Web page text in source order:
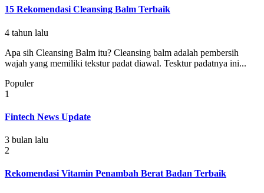
15 Rekomendasi Cleansing Balm Terbaik
4 tahun lalu
Apa sih Cleansing Balm itu? Cleansing balm adalah pembersih
wajah yang memiliki tekstur padat diawal. Tesktur padatnya ini...
Populer
1
Fintech News Update
3 bulan lalu
2
Rekomendasi Vitamin Penambah Berat Badan Terbaik